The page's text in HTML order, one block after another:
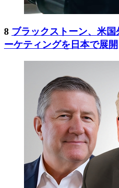
8 ブラックストーン、米
ーケティングを日本で展開